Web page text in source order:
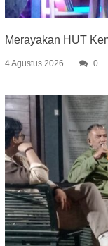
Merayakan HUT
4 Agustus 2026 0